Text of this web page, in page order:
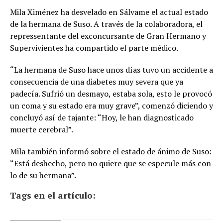
Mila Ximénez ha desvelado en Sálvame el actual estado
de la hermana de Suso. A través de la colaboradora, el
repressentante del exconcursante de Gran Hermano y
Supervivientes ha compartido el parte médico.
“La hermana de Suso hace unos días tuvo un accidente a
consecuencia de una diabetes muy severa que ya
padecía. Sufrió un desmayo, estaba sola, esto le provocó
un coma y su estado era muy grave”, comenzó diciendo y
concluyó así de tajante: “Hoy, le han diagnosticado
muerte cerebral”.
Mila también informó sobre el estado de ánimo de Suso:
“Está deshecho, pero no quiere que se especule más con
lo de su hermana”.
Tags en el artículo: